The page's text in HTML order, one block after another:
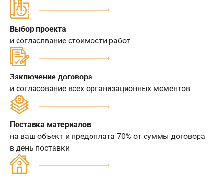
Выбор проекта
и согласлвание стоимости работ
Заключение договора
и согласование всех организационных моментов
Поставка материалов
на ваш объект и предоплата 70% от суммы договора
в день поставки